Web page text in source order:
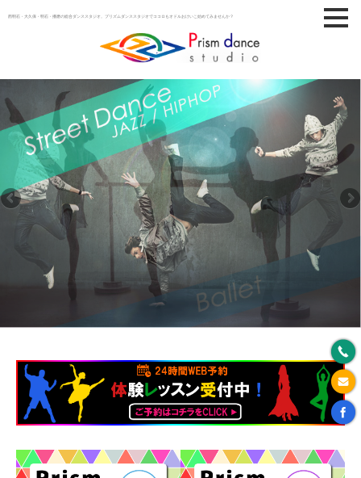
西明石・大久保・明石・播磨の総合ダンススタジオ。プリズムダンススタジオでココロもオドルおけいこ始めてみませんか？